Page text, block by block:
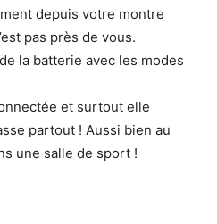
depuis votre montre
pas près de vous.
la batterie avec les modes
et surtout elle
partout ! Aussi bien au
une salle de sport !